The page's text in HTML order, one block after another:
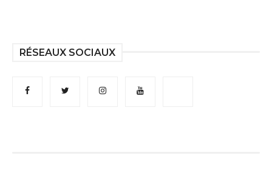
RÉSEAUX SOCIAUX